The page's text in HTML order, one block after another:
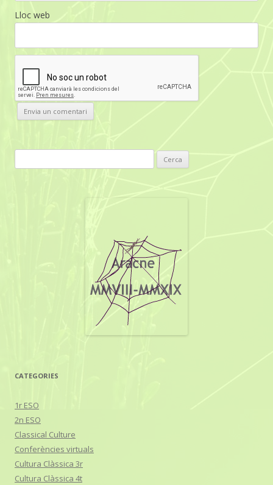
Lloc web
e
CATEGORIES
1r ESO
2n ESO
Classical Culture
Conferències virtuals
Cultura Clàssica 3r
Cultura Clàssica 4t